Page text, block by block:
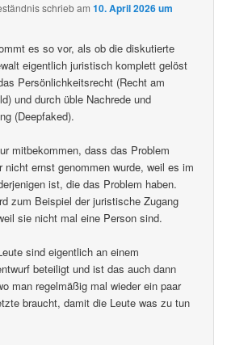
schriebam10. April 2026 um
es so vor, als ob die diskutierte
eigentlich juristisch komplett gelöst
Persönlichkeitsrecht (Recht am
und durch üble Nachrede und
(Deepfaked).
mitbekommen, dass das Problem
nicht ernst genommen wurde, weil es im
ist, die das Problem haben.
zum Beispiel der juristische Zugang
sie nicht mal eine Person sind.
sind eigentlich an einem
beteiligt und ist das auch dann
man regelmäßig mal wieder ein paar
braucht, damit die Leute was zu tun